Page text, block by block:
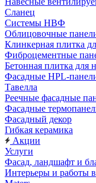
Сланец
Системы НВФ
Облицовочные
Клинкерная плитка
Фиброцементные
Бетонная плитка для
Фасадные HPL-
Тавелла
Реечные фасадные
Фасадные
Фасадный декор
Гибкая керамика
Акции
Услуги
Фасад, ландшафт и
Интерьеры и работы